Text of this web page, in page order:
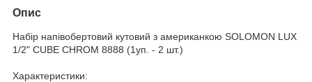
Опис
Набір напівобертовий кутовий з американкою SOLOMON LUX
1/2" CUBE CHROM 8888 (1уп. - 2 шт.)
Характеристики: